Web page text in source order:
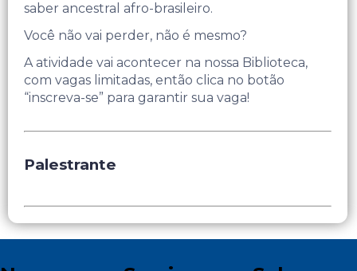
saber ancestral afro-brasileiro.
Você não vai perder, não é mesmo?
A atividade vai acontecer na nossa Biblioteca,
com vagas limitadas, então clica no botão
“inscreva-se” para garantir sua vaga!
Palestrante